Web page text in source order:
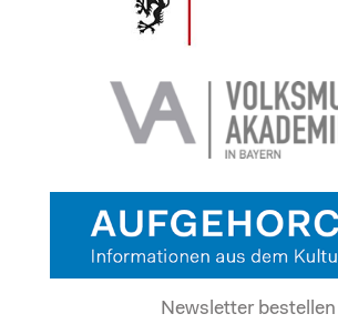
Newsletter bestellen